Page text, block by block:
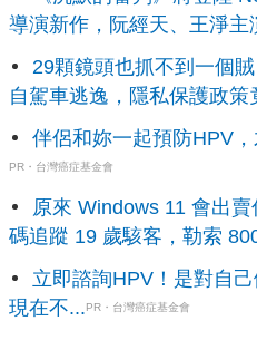
導演新作，阮經天、王淨主
29顆鏡頭也抓不到一個
自駕車逃逸，隱私保護政
伴侶和妳一起預防HPV，
PR・台灣癌症基金會
原來 Windows 11 會出
碼追蹤 19 歲駭客，勒索
立即諮詢HPV！是對自
現在不...PR・台灣癌症基金會